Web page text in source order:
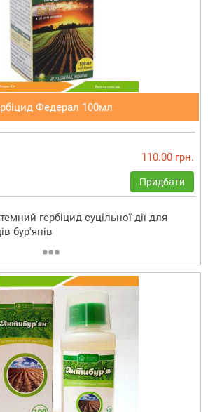
Федерал 100мл
110.00 грн.
Придбати
гербіцид суцільної дії для
бур'янів